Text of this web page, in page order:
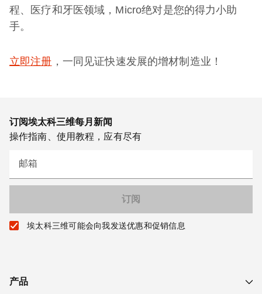
程、医疗和牙医领域，Micro绝对是您的得力小助
手。
立即注册 ，一同见证快速发展的增材制造业！
订阅埃太科三维每月新闻
操作指南、使用教程，应有尽有
邮箱
埃太科三维可能会向我发送优惠和促销信息
产品